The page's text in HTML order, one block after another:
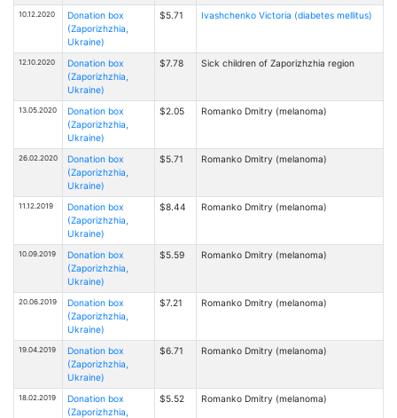
10.12.2020
Donation box
(Zaporizhzhia,
Ukraine)
$5.71 Ivashchenko Victoria (diabetes mellitus)
12.10.2020
Donation box
(Zaporizhzhia,
Ukraine)
$7.78 Sick children of Zaporizhzhia region
13.05.2020
Donation box
(Zaporizhzhia,
Ukraine)
$2.05 Romanko Dmitry (melanoma)
26.02.2020
Donation box
(Zaporizhzhia,
Ukraine)
$5.71 Romanko Dmitry (melanoma)
11.12.2019
Donation box
(Zaporizhzhia,
Ukraine)
$8.44 Romanko Dmitry (melanoma)
10.09.2019
Donation box
(Zaporizhzhia,
Ukraine)
$5.59 Romanko Dmitry (melanoma)
20.06.2019
Donation box
(Zaporizhzhia,
Ukraine)
$7.21 Romanko Dmitry (melanoma)
19.04.2019
Donation box
(Zaporizhzhia,
Ukraine)
$6.71 Romanko Dmitry (melanoma)
18.02.2019
Donation box
(Zaporizhzhia,
$5.52 Romanko Dmitry (melanoma)